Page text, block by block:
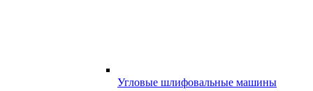
Угловые шлифовальные машины